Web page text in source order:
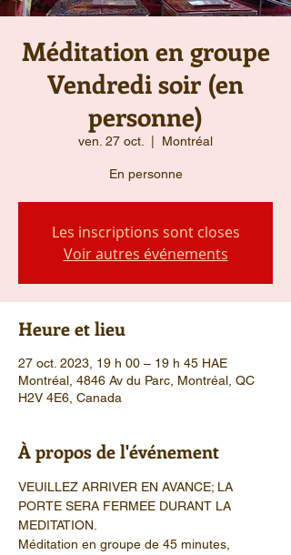
Méditation en groupe
Vendredi soir (en
personne)
ven. 27 oct. Montréal
En personne
Les inscriptions sont closes
Voir autres événements
Heure et lieu
27 oct. 2023, 19 h 00 – 19 h 45 HAE
Montréal, 4846 Av du Parc, Montréal, QC
H2V 4E6, Canada
À propos de l'événement
VEUILLEZ ARRIVER EN AVANCE; LA
PORTE SERA FERMEE DURANT LA
MEDITATION.
Méditation en groupe de 45 minutes,